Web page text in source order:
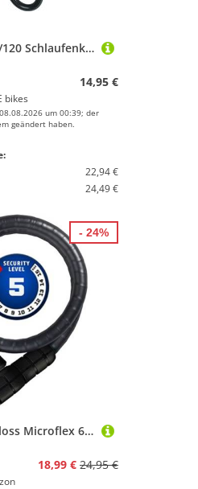
ABUS Cobra 12/120 Schlaufenkabel
14,95 €
bikes
um 00:39; der
geändert haben.
22,94 €
24,49 €
ABUS Kabelschloss Microflex 6615K/85 - kompaktes Fahrradschloss für günstige Zweiräder und Kinderfahrräder - 15 mm Sicherheitslevel 5 - Schwarz
18,99 € 24,95 €
- 24%